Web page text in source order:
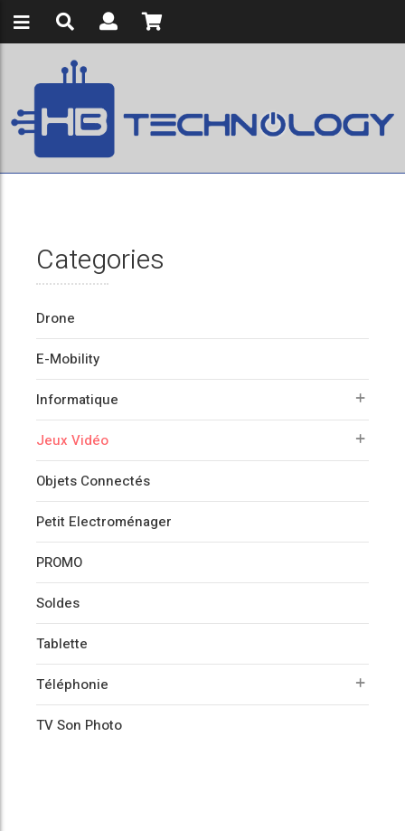
Categories
Drone
E-Mobility
Informatique
Jeux Vidéo
Objets Connectés
Petit Electroménager
PROMO
Soldes
Tablette
Téléphonie
TV Son Photo